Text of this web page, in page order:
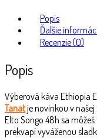
Popis
Ďalšie
Recenzie (0)
Popis
Výberová káva Ethiopia
Tanatje novinkou v
Elto Songo 48h sa
prekvapí vyváženou